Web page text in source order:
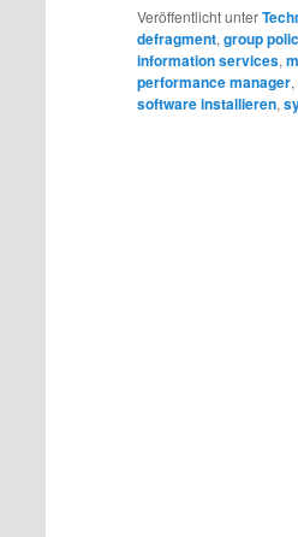
Veröffentlicht unter
defragment, group
information services,
performance manager,
software installieren,